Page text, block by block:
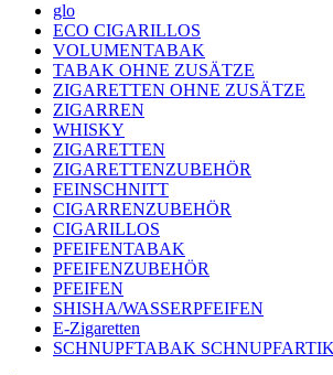
glo
ECO CIGARILLOS
VOLUMENTABAK
TABAK OHNE ZUSÄTZE
ZIGARETTEN OHNE ZUSÄTZE
ZIGARREN
WHISKY
ZIGARETTEN
ZIGARETTENZUBEHÖR
FEINSCHNITT
CIGARRENZUBEHÖR
CIGARILLOS
PFEIFENTABAK
PFEIFENZUBEHÖR
PFEIFEN
SHISHA/WASSERPFEIFEN
E-Zigaretten
SCHNUPFTABAK